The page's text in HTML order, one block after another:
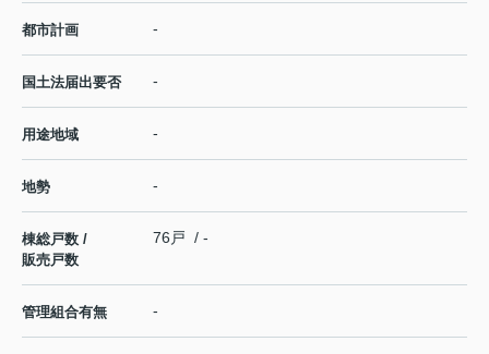
都市計画 -
国土法届出要否 -
用途地域 -
地勢 -
棟総戸数 /
販売戸数
76戸 / -
管理組合有無 -